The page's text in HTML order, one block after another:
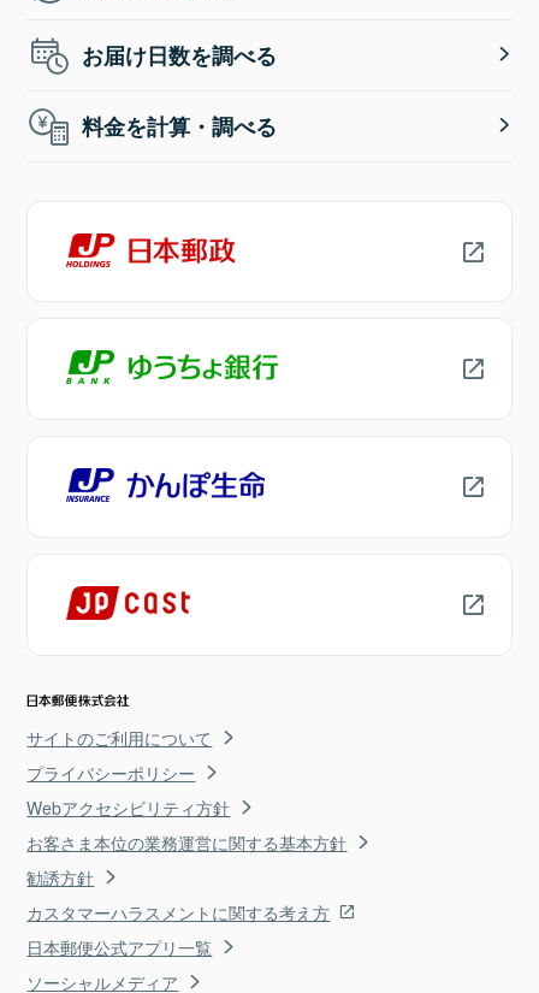
お届け日数を調べる
料金を計算・調べる
サイトのご利用について
プライバシーポリシー
Webアクセシビリティ方針
お客さま本位の業務運営に関する基本方針
勧誘方針
カスタマーハラスメントに関する考え方
日本郵便公式アプリ一覧
ソーシャルメディア